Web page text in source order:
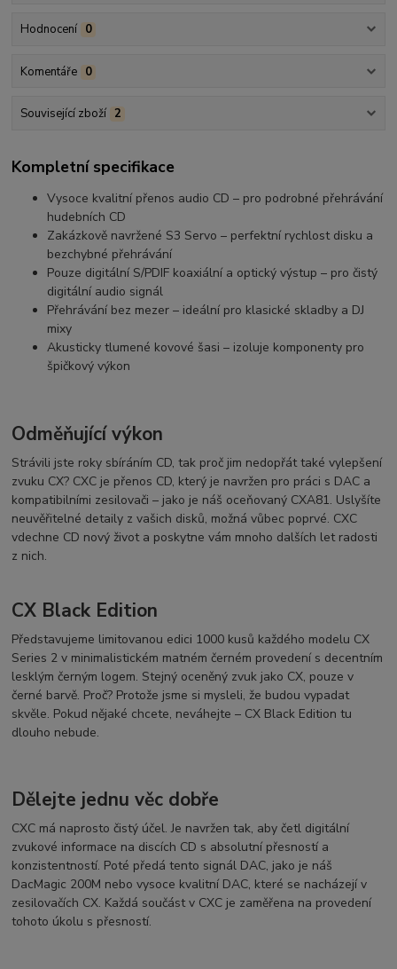
Hodnocení 0
Komentáře 0
Související zboží 2
Kompletní specifikace
Vysoce kvalitní přenos audio CD – pro podrobné přehrávání
hudebních CD
Zakázkově navržené S3 Servo – perfektní rychlost disku a
bezchybné přehrávání
Pouze digitální S/PDIF koaxiální a optický výstup – pro čistý
digitální audio signál
Přehrávání bez mezer – ideální pro klasické skladby a DJ
mixy
Akusticky tlumené kovové šasi – izoluje komponenty pro
špičkový výkon
Odměňující výkon
Strávili jste roky sbíráním CD, tak proč jim nedopřát také vylepšení
zvuku CX? CXC je přenos CD, který je navržen pro práci s DAC a
kompatibilními zesilovači – jako je náš oceňovaný CXA81. Uslyšíte
neuvěřitelné detaily z vašich disků, možná vůbec poprvé. CXC
vdechne CD nový život a poskytne vám mnoho dalších let radosti
z nich.
CX Black Edition
Představujeme limitovanou edici 1000 kusů každého modelu CX
Series 2 v minimalistickém matném černém provedení s decentním
lesklým černým logem. Stejný oceněný zvuk jako CX, pouze v
černé barvě. Proč? Protože jsme si mysleli, že budou vypadat
skvěle. Pokud nějaké chcete, neváhejte – CX Black Edition tu
dlouho nebude.
Dělejte jednu věc dobře
CXC má naprosto čistý účel. Je navržen tak, aby četl digitální
zvukové informace na discích CD s absolutní přesností a
konzistentností. Poté předá tento signál DAC, jako je náš
DacMagic 200M nebo vysoce kvalitní DAC, které se nacházejí v
zesilovačích CX. Každá součást v CXC je zaměřena na provedení
tohoto úkolu s přesností.